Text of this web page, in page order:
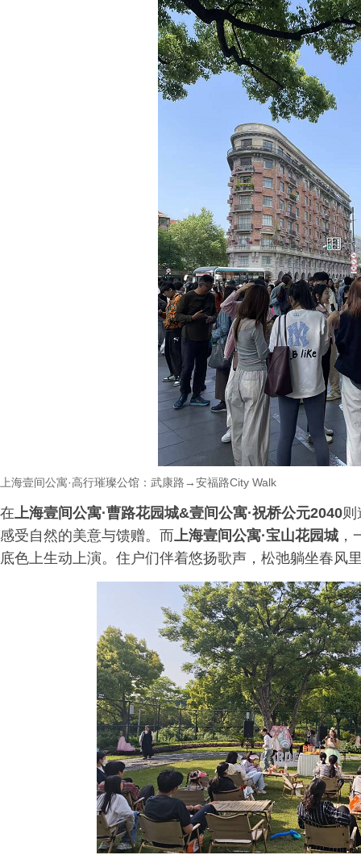
上海壹间公寓·高行璀璨公馆：武康路 →安福路City Walk
在上海壹间公寓·曹路花园城&壹间公寓·祝桥公元2040
感受自然的美意与馈赠。而上海壹间公寓·宝山花园城
底色上生动上演。住户们伴着悠扬歌声，松弛躺坐春风